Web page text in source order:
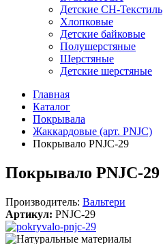
Детские СН-Текстиль
Хлопковые
Детские байковые
Полушерстяные
Шерстяные
Детские шерстяные
Главная
Каталог
Покрывала
Жаккардовые (арт. PNJC)
Покрывало PNJC-29
Покрывало PNJC-29
Производитель: Вальтери
Артикул: PNJC-29